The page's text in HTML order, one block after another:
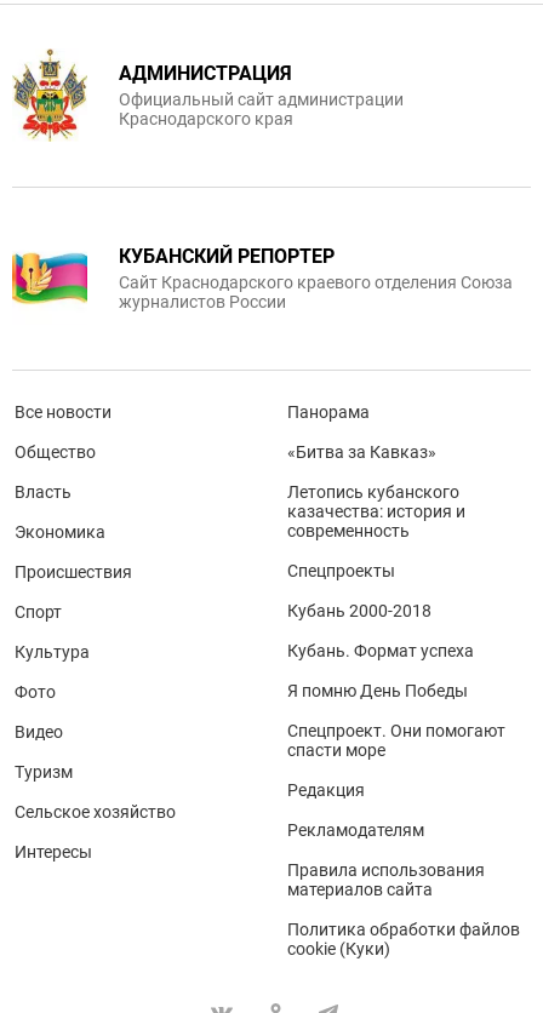
АДМИНИСТРАЦИЯ
Официальный сайт администрации
Краснодарского края
КУБАНСКИЙ РЕПОРТЕР
Сайт Краснодарского краевого отделения Союза
журналистов России
Все новости
Общество
Власть
Экономика
Происшествия
Спорт
Культура
Фото
Видео
Туризм
Сельское хозяйство
Интересы
Панорама
«Битва за Кавказ»
Летопись кубанского
казачества: история и
современность
Спецпроекты
Кубань 2000-2018
Кубань. Формат успеха
Я помню День Победы
Спецпроект. Они помогают
спасти море
Редакция
Рекламодателям
Правила использования
материалов сайта
Политика обработки файлов
cookie (Куки)